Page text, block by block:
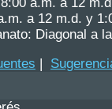
a.m. a 12
a 12 m.d. y
Diagonal a